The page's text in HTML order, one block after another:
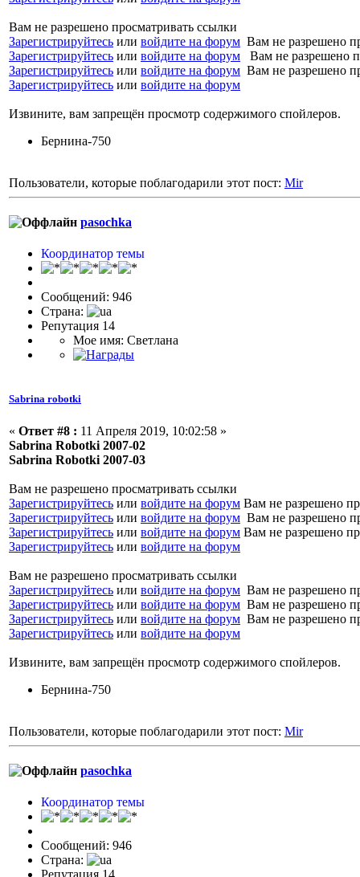
Вам не разрешено просматривать ссылки
Зарегистрируйтесь или войдите на форум Вам не разрешено
Зарегистрируйтесь или войдите на форум Вам не разрешено
Зарегистрируйтесь или войдите на форум Вам не разрешено
Зарегистрируйтесь или войдите на форум
Извините, вам запрещён просмотр содержимого спойлеров.
Бернина-750
Пользователи, которые поблагодарили этот пост: Mir
pasochka
Координатор темы
Сообщений: 946
Страна:
Репутация 14
Мое имя: Светлана
Sabrina robotki
« Ответ #8 : 11 Апреля 2019, 10:02:58 »
Sabrina Robotki 2007-02
Sabrina Robotki 2007-03
Вам не разрешено просматривать ссылки
Зарегистрируйтесь или войдите на форум Вам не разрешено
Зарегистрируйтесь или войдите на форум Вам не разрешено
Зарегистрируйтесь или войдите на форум Вам не разрешено
Зарегистрируйтесь или войдите на форум
Вам не разрешено просматривать ссылки
Зарегистрируйтесь или войдите на форум Вам не разрешено
Зарегистрируйтесь или войдите на форум Вам не разрешено
Зарегистрируйтесь или войдите на форум Вам не разрешено
Зарегистрируйтесь или войдите на форум
Извините, вам запрещён просмотр содержимого спойлеров.
Бернина-750
Пользователи, которые поблагодарили этот пост: Mir
pasochka
Координатор темы
Сообщений: 946
Страна: